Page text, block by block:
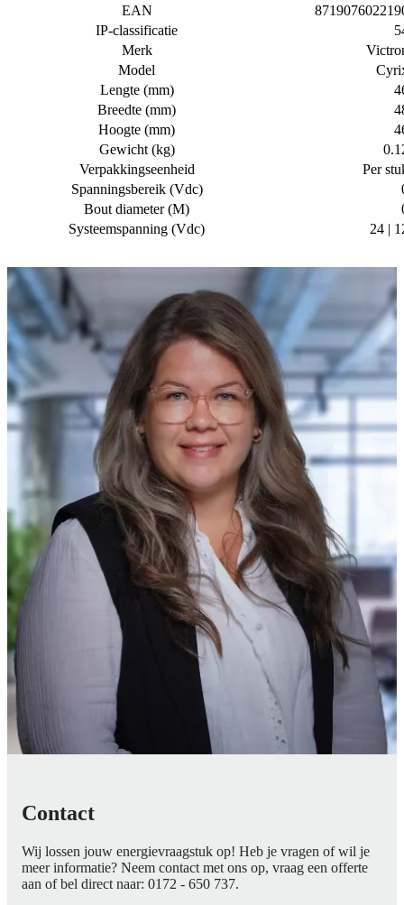
EAN
IP-classificatie
Merk
Model
Lengte (mm)
Breedte (mm)
Hoogte (mm)
Gewicht (kg)
Verpakkingseenheid
Per
Spanningsbereik (Vdc)
Bout diameter (M)
Systeemspanning (Vdc)
24 |
Contact
Wij lossen jouw energievraagstuk op! Heb je vragen of wil je
meer informatie? Neem contact met ons op, vraag een offerte
aan of bel direct naar: 0172 - 650 737.